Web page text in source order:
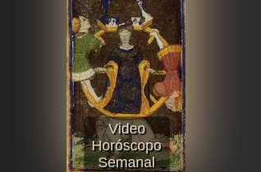
Video
Horóscopo
Semanal